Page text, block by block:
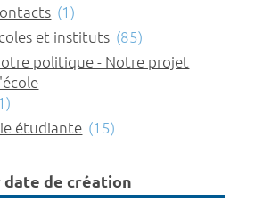
(1)
et instituts (85)
politique - Notre projet
étudiante (15)
date de création